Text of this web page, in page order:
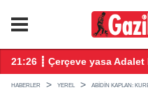
21:26 ┋ Çerçeve yasa
HABERLER YEREL ABIDIN KAPLAN: